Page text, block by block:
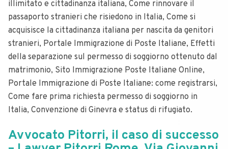
illimitato e cittadinanza italiana, Come rinnovare il
passaporto stranieri che risiedono in Italia, Come si
acquisisce la cittadinanza italiana per nascita da genitori
stranieri, Portale Immigrazione di Poste Italiane, Effetti
della separazione sul permesso di soggiorno ottenuto dal
matrimonio, Sito Immigrazione Poste Italiane Online,
Portale Immigrazione di Poste Italiane: come registrarsi,
Come fare prima richiesta permesso di soggiorno in
Italia, Convenzione di Ginevra e status di rifugiato.
Avvocato Pitorri, il caso di successo